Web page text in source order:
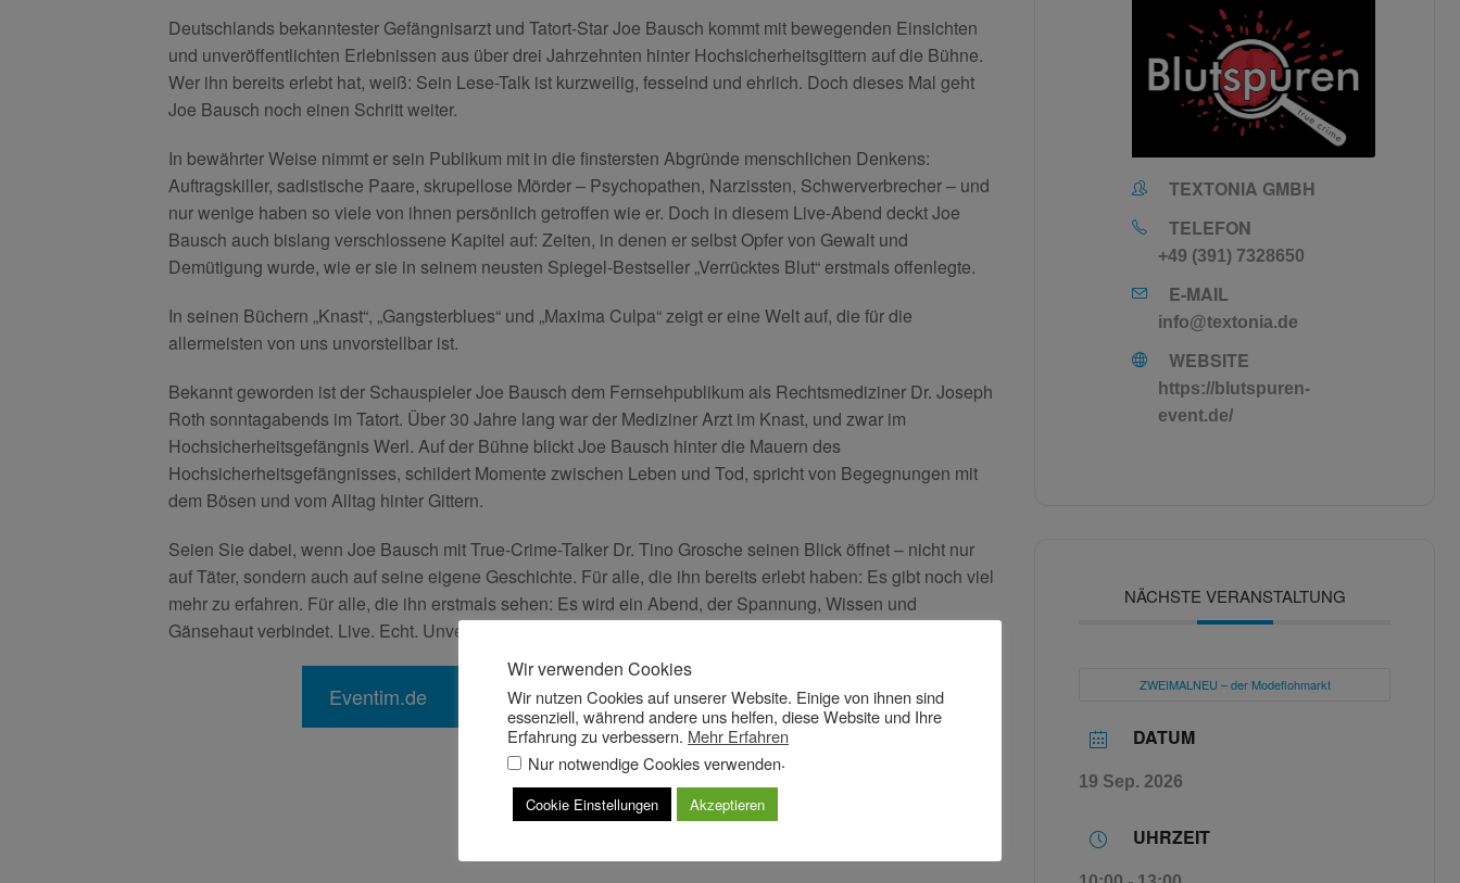
Deutschlands bekanntester Gefängnisarzt und Tatort-Star Joe Bausch kommt mit bewegenden Einsichten
und unveröffentlichten Erlebnissen aus über drei Jahrzehnten hinter Hochsicherheitsgittern auf die Bühne.
Wer ihn bereits erlebt hat, weiß: Sein Lese-Talk ist kurzweilig, fesselnd und ehrlich. Doch dieses Mal geht
Joe Bausch noch einen Schritt weiter.
In bewährter Weise nimmt er sein Publikum mit in die finstersten Abgründe menschlichen Denkens:
Auftragskiller, sadistische Paare, skrupellose Mörder – Psychopathen, Narzissten, Schwerverbrecher – und
nur wenige haben so viele von ihnen persönlich getroffen wie er. Doch in diesem Live-Abend deckt Joe
Bausch auch bislang verschlossene Kapitel auf: Zeiten, in denen er selbst Opfer von Gewalt und
Demütigung wurde, wie er sie in seinem neusten Spiegel-Bestseller „Verrücktes Blut“ erstmals offenlegte.
In seinen Büchern „Knast“, „Gangsterblues“ und „Maxima Culpa“ zeigt er eine Welt auf, die für die
allermeisten von uns unvorstellbar ist.
Bekannt geworden ist der Schauspieler Joe Bausch dem Fernsehpublikum als Rechtsmediziner Dr. Joseph
Roth sonntagabends im Tatort. Über 30 Jahre lang war der Mediziner Arzt im Knast, und zwar im
Hochsicherheitsgefängnis Werl. Auf der Bühne blickt Joe Bausch hinter die Mauern des
Hochsicherheitsgefängnisses, schildert Momente zwischen Leben und Tod, spricht von Begegnungen mit
dem Bösen und vom Alltag hinter Gittern.
Seien Sie dabei, wenn Joe Bausch mit True-Crime-Talker Dr. Tino Grosche seinen Blick öffnet – nicht nur
auf Täter, sondern auch auf seine eigene Geschichte. Für alle, die ihn bereits erlebt haben: Es gibt noch viel
mehr zu erfahren. Für alle, die ihn erstmals sehen: Es wird ein Abend, der Spannung, Wissen und
Gänsehaut verbindet. Live. Echt. Unverfälscht.
Eventim.de Reservix AD Ticket Touristinfo
TEXTONIA GMBH
TELEFON
+49 (391) 7328650
E-MAIL
info@textonia.de
WEBSITE
https://blutspuren-
event.de/
NÄCHSTE VERANSTALTUNG
ZWEIMALNEU – der Modeflohmarkt
DATUM
19 Sep. 2026
UHRZEIT
Wir verwenden Cookies
Wir nutzen Cookies auf unserer Website. Einige von ihnen sind
essenziell, während andere uns helfen, diese Website und Ihre
Erfahrung zu verbessern. Mehr Erfahren
Nur notwendige Cookies verwenden.
Cookie Einstellungen Akzeptieren